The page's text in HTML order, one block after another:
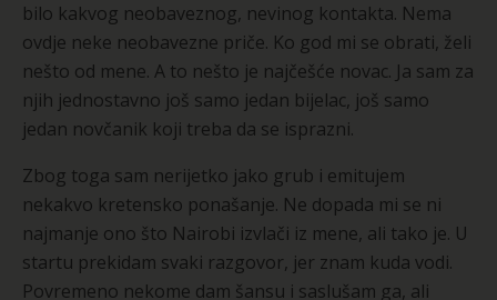
bilo kakvog neobaveznog, nevinog kontakta. Nema
ovdje neke neobavezne priče. Ko god mi se obrati, želi
nešto od mene. A to nešto je najčešće novac. Ja sam za
njih jednostavno još samo jedan bijelac, još samo
jedan novčanik koji treba da se isprazni.
Zbog toga sam nerijetko jako grub i emitujem
nekakvo kretensko ponašanje. Ne dopada mi se ni
najmanje ono što Nairobi izvlači iz mene, ali tako je. U
startu prekidam svaki razgovor, jer znam kuda vodi.
Povremeno nekome dam šansu i saslušam ga, ali